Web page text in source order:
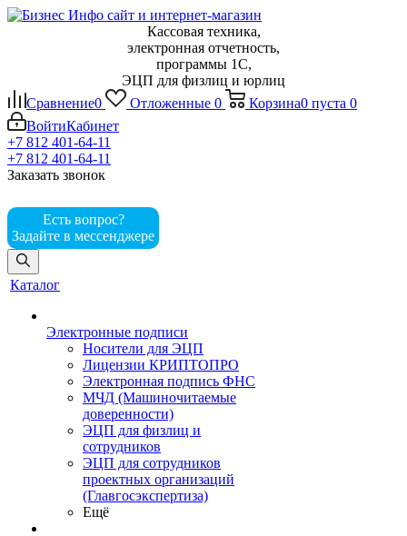
Кассовая техника,
электронная отчетность,
программы 1С,
ЭЦП для физлиц и юрлиц
Сравнение0 Отложенные 0 Корзина0 пуста 0
ВойтиКабинет
+7 812 401-64-11
+7 812 401-64-11
Заказать звонок
Есть вопрос?
Задайте в мессенджере
Каталог
Электронные подписи
Носители для ЭЦП
Лицензии КРИПТОПРО
Электронная подпись ФНС
МЧД (Машиночитаемые
доверенности)
ЭЦП для физлиц и
сотрудников
ЭЦП для сотрудников
проектных организаций
(Главгосэкспертиза)
Ещё